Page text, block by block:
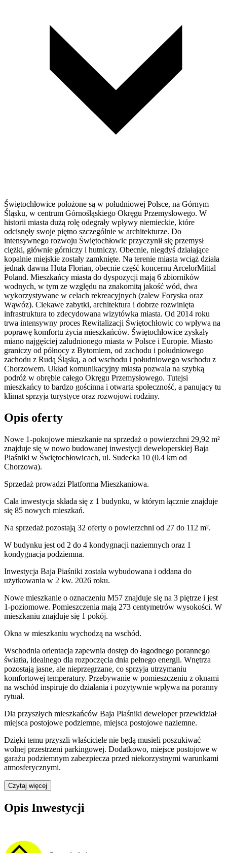
Świętochłowice położone są w południowej Polsce, na Górnym
Śląsku, w centrum Górnośląskiego Okręgu Przemysłowego. W
historii miasta dużą rolę odegrały wpływy niemieckie, które
odcisnęły swoje piętno szczególnie w architekturze. Do
intensywnego rozwoju Świętochłowic przyczynił się przemysł
ciężki, głównie górniczy i hutniczy. Obecnie, niegdyś działające
kopalnie miejskie zostały zamknięte. Na terenie miasta wciąż działa
jednak dawna Huta Florian, obecnie część koncernu ArcelorMittal
Poland. Mieszkańcy miasta do dyspozycji mają 6 zbiorników
wodnych, w tym ze względu na znakomitą jakość wód, dwa
wykorzystywane w celach rekreacyjnych (zalew Foryska oraz
Wąwóz). Ciekawe zabytki, architektura i dobrze rozwinięta
infrastruktura to zdecydowana wizytówka miasta. Od 2014 roku
trwa intensywny proces Rewitalizacji Świętochłowic co wpływa na
poprawę komfortu życia mieszkańców. Świętochłowice zyskały
miano najgęściej zaludnionego miasta w Polsce i Europie. Miasto
graniczy od północy z Bytomiem, od zachodu i południowego
zachodu z Rudą Śląską, a od wschodu i południowego wschodu z
Chorzowem. Układ komunikacyjny miasta pozwala na szybką
podróż w obrębie całego Okręgu Przemysłowego. Tutejsi
mieszkańcy to bardzo gościnna i otwarta społeczność, a panujący tu
klimat sprzyja turystyce oraz rozwojowi rodziny.
Opis oferty
Nowe 1-pokojowe mieszkanie na sprzedaż o powierzchni 29,92 m²
znajduje się w nowo budowanej inwestycji deweloperskiej Baja
Piaśniki w Świętochłowicach, ul. Sudecka 10 (0.4 km od
Chorzowa).
Sprzedaż prowadzi Platforma Mieszkaniowa.
Cała inwestycja składa się z 1 budynku, w którym łącznie znajduje
się 85 nowych mieszkań.
Na sprzedaż pozostają 32 oferty o powierzchni od 27 do 112 m².
W budynku jest od 2 do 4 kondygnacji naziemnych oraz 1
kondygnacja podziemna.
Inwestycja Baja Piaśniki została wybudowana i oddana do
użytkowania w 2 kw. 2026 roku.
Nowe mieszkanie o oznaczeniu M57 znajduje się na 3 piętrze i jest
1-poziomowe. Pomieszczenia mają 273 centymetrów wysokości. W
mieszkaniu znajduje się 1 pokój.
Okna w mieszkaniu wychodzą na wschód.
Wschodnia orientacja zapewnia dostęp do łagodnego porannego
światła, idealnego dla rozpoczęcia dnia pełnego energii. Wnętrza
pozostają jasne, ale nieprzegrzane, co sprzyja utrzymaniu
komfortowej temperatury. Przebywanie w pomieszczeniu z oknami
na wschód inspiruje do działania i pozytywnie wpływa na poranny
rytuał.
Dla przyszłych mieszkańców Baja Piaśniki deweloper przewidział
miejsca postojowe podziemne, miejsca postojowe naziemne.
Dzięki temu przyszli właściciele nie będą musieli poszukiwać
wolnej przestrzeni parkingowej. Dodatkowo, miejsce postojowe w
garażu podziemnym zabezpiecza przed niekorzystnymi warunkami
atmosferycznymi.
Czytaj więcej
Opis Inwestycji